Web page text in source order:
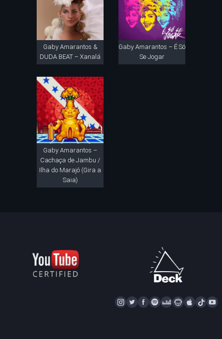
Gaby Amarantos &
DUDA BEAT – Xanalá
Gaby Amarantos – É Só
Se Jogar
Gaby Amarantos –
Cachaça de Jambu /
Ilha do Marajó (Gira a
Saia)
I
N
T
W
F
A
S
P
D
E
N
A
A
P
T